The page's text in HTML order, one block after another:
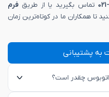
تماس بگیرید یا از طریق فرم
تا همکاران ما در کوتاه‌ترین زمان
به پشتیبانی
اتوبوس چقدر است؟